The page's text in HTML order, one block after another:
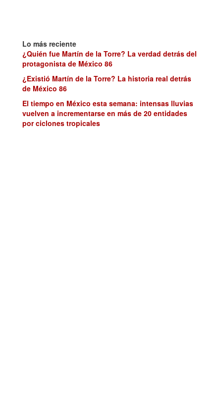
Lo más reciente
¿Quién fue Martín de la Torre? La verdad detrás del
protagonista de México 86
¿Existió Martín de la Torre? La historia real detrás
de México 86
El tiempo en México esta semana: intensas lluvias
vuelven a incrementarse en más de 20 entidades
por ciclones tropicales